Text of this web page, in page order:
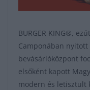
BURGER KING®,
Camponában
bevásárlóközpont
elsőként kapott
modern és letisztult